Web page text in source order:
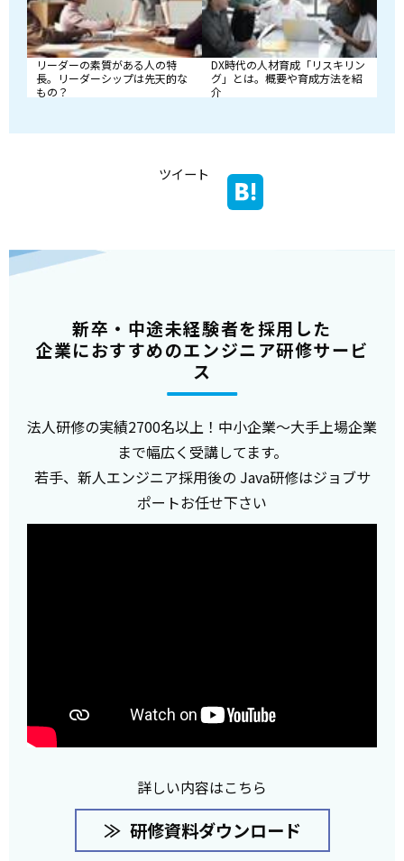
リーダーの素質がある人の特
長。リーダーシップは先天的な
もの？
DX時代の人材育成「リスキリン
グ」とは。概要や育成方法を紹
介
ツイート
新卒・中途未経験者を採用した
企業におすすめのエンジニア研修サービ
ス
法人研修の実績2700名以上！中小企業～大手上場企業
まで幅広く受講してます。
若手、新人エンジニア採用後の Java研修はジョブサ
ポートお任せ下さい
詳しい内容はこちら
研修資料ダウンロード